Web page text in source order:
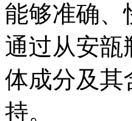
能够准确、
通过从安瓿
体成分及其
持。